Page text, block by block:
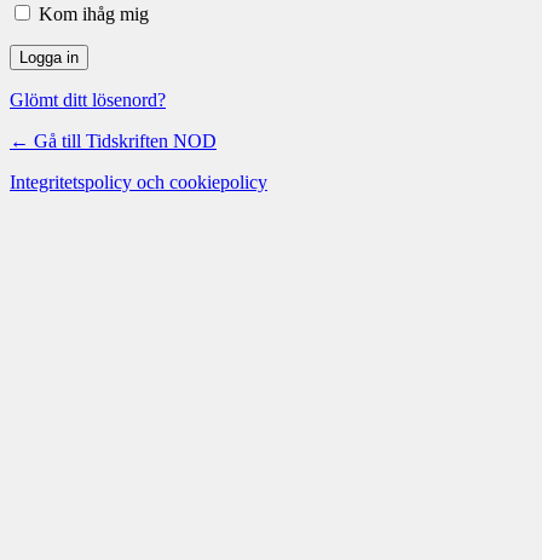
Kom ihåg mig
Glömt ditt lösenord?
← Gå till Tidskriften NOD
Integritetspolicy och cookiepolicy